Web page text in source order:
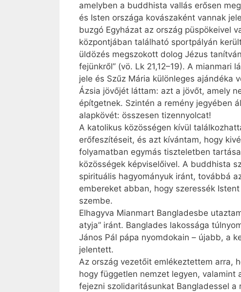
amelyben a buddhista vallás erősen
és Isten országa kovászaként vannak
buzgó Egyházat az ország püspökeivel
központjában található sportpályán
üldözés megszokott dolog Jézus
fejünkről” (vö. Lk 21,12–19). A
jele és Szűz Mária különleges ajándéka
Ázsia jövőjét láttam: azt a jövőt, amely
építgetnek. Szintén a remény jegyében
alapkövét: összesen tizennyolcat!
A katolikus közösségen kívül
erőfeszítéseit, és azt kívántam, hogy
folyamatban egymás tiszteletben
közösségek képviselőivel. A buddhista
spirituális hagyományuk iránt, továbbá
embereket abban, hogy szeressék
szembe.
Elhagyva Mianmart Bangladesbe
atyja” iránt. Banglades lakossága
János Pál pápa nyomdokain – újabb, a
jelentett.
Az ország vezetőit emlékeztettem arra,
hogy független nemzet legyen, valamint
fejezni szolidaritásunkat Bang­ladessel